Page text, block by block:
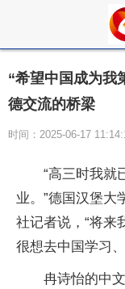
“希望中国成为
德交流的桥梁
时间：2025-06-17
“高三时我就
业。”德国汉堡大
社记者说，“将来
很想去中国学习
冉诗怡的中